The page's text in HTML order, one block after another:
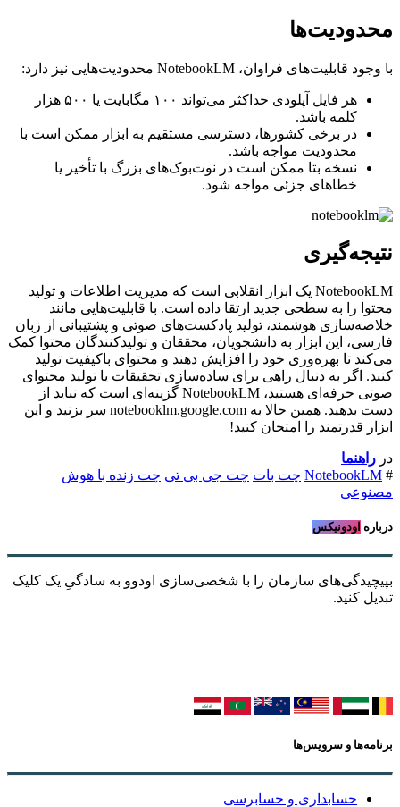
محدودیت‌ها
با وجود قابلیت‌های فراوان، NotebookLM محدودیت‌هایی نیز دارد:
هر فایل آپلودی حداکثر می‌تواند ۱۰۰ مگابایت یا ۵۰۰ هزار
کلمه باشد.
در برخی کشورها، دسترسی مستقیم به ابزار ممکن است با
محدودیت مواجه باشد.
نسخه بتا ممکن است در نوت‌بوک‌های بزرگ با تأخیر یا
خطاهای جزئی مواجه شود.
نتیجه‌گیری
NotebookLM یک ابزار انقلابی است که مدیریت اطلاعات و تولید
محتوا را به سطحی جدید ارتقا داده است. با قابلیت‌هایی مانند
خلاصه‌سازی هوشمند، تولید پادکست‌های صوتی و پشتیبانی از زبان
فارسی، این ابزار به دانشجویان، محققان و تولیدکنندگان محتوا کمک
می‌کند تا بهره‌وری خود را افزایش دهند و محتوای باکیفیت تولید
کنند. اگر به دنبال راهی برای ساده‌سازی تحقیقات یا تولید محتوای
صوتی حرفه‌ای هستید، NotebookLM گزینه‌ای است که نباید از
دست بدهید. همین حالا به notebooklm.google.com سر بزنید و این
ابزار قدرتمند را امتحان کنید!
در راهنما
#
NotebookLM چت بات چت جی بی تی چت زنده با هوش
مصنوعی
درباره اودونیکس
بپیچیدگی‌های سازمان را با شخصی‌سازی اودوو به سادگیِ یک کلیک
تبدیل کنید.
برنامه‌ها و سرویس‌ها
حسابداری و حسابرسی